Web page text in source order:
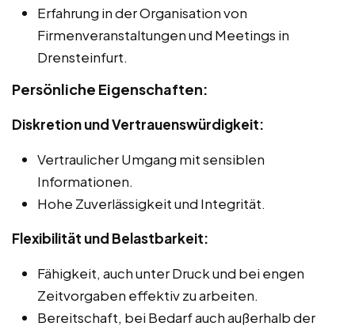
Erfahrung in der Organisation von
Firmenveranstaltungen und Meetings in
Drensteinfurt.
Persönliche Eigenschaften:
Diskretion und Vertrauenswürdigkeit:
Vertraulicher Umgang mit sensiblen
Informationen.
Hohe Zuverlässigkeit und Integrität.
Flexibilität und Belastbarkeit:
Fähigkeit, auch unter Druck und bei engen
Zeitvorgaben effektiv zu arbeiten.
Bereitschaft, bei Bedarf auch außerhalb der